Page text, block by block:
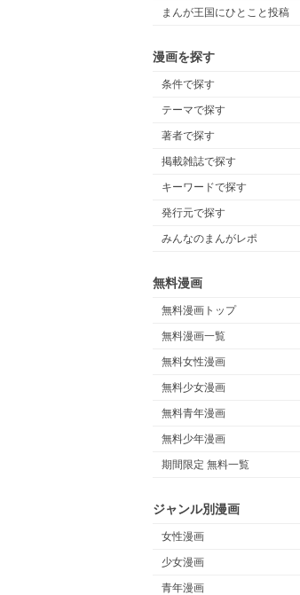
まんが王国にひとこと投稿
漫画を探す
条件で探す
テーマで探す
著者で探す
掲載雑誌で探す
キーワードで探す
発行元で探す
みんなのまんがレポ
無料漫画
無料漫画トップ
無料漫画一覧
無料女性漫画
無料少女漫画
無料青年漫画
無料少年漫画
期間限定 無料一覧
ジャンル別漫画
女性漫画
少女漫画
青年漫画